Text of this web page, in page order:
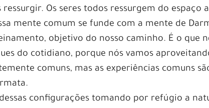
Os seres todos ressurgem do espaço
mente comum se funde com a mente de
objetivo do nosso caminho. É o que
do cotidiano, porque nós vamos
comuns, mas as experiências comuns
configurações tomando por refúgio a